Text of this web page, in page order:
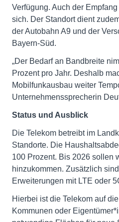
Verfügung. Auch der
sich. Der Standort dient
der Autobahn A9 und der
Bayern-Süd.
„Der Bedarf an Bandbreite
Prozent pro Jahr. Deshalb
Mobilfunkausbau weiter
Unternehmenssprecherin
Status und Ausblick
Die Telekom betreibt im
Standorte. Die
100 Prozent. Bis 2026 sollen
hinzukommen. Zusätzlich
Erweiterungen mit LTE oder
Hierbei ist die Telekom auf
Kommunen oder